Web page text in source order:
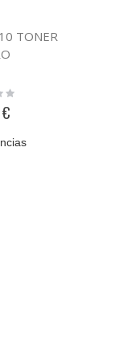
TONER